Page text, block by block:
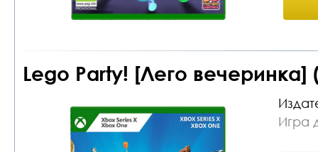
Lego Party! [Лего
Игра